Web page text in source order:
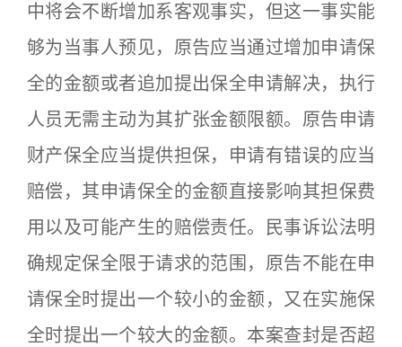
中将会不断增加系客观事实，但这一事实能
够为当事人预见，原告应当通过增加申请保
全的金额或者追加提出保全申请解决，执行
人员无需主动为其扩张金额限额。原告申请
财产保全应当提供担保，申请有错误的应当
赔偿，其申请保全的金额直接影响其担保费
用以及可能产生的赔偿责任。民事诉讼法明
确规定保全限于请求的范围，原告不能在申
请保全时提出一个较小的金额，又在实施保
全时提出一个较大的金额。本案查封是否超